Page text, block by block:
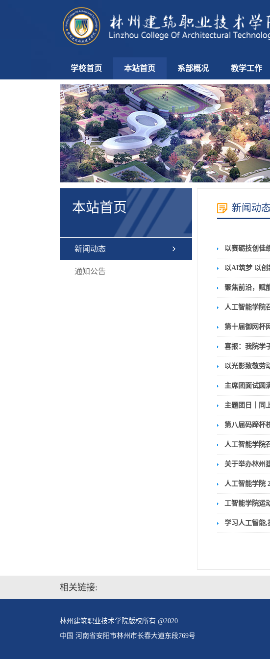
学校首页 本站首页 系部概况 教学工作
本站首页
新闻动态
通知公告
新闻动态
以赛砺技创佳
以AI筑梦 以创
聚焦前沿，赋
人工智能学院
第十届御网杯
喜报：我院学
以光影致敬劳
主席团面试圆
主题团日｜同
第八届码蹄杯
人工智能学院
关于举办林州
人工智能学院
工智能学院运
学习人工智能,
相关链接:
林州建筑职业技术学院版权所有 @2020
中国 河南省安阳市林州市长春大道东段769号